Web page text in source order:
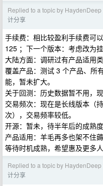
Replied to a topic by HaydenDeep
计分享
手续费：相比较盈利手续费可
125 ；下一个版本：考虑改为
大陆方面：调研过有产品适用类
覆盖产品：测试 3 个产品、所
能，暂未扩大。
关于回测：历史数据暂不用，
交易频次：现在是长线版本（
次），交易频率较低。
开源：暂未，待半年后的成熟
产品适用：羊毛再多也架不住
等待时机成熟，希望惠及更多人
Replied to a topic by HaydenDeep
计分享